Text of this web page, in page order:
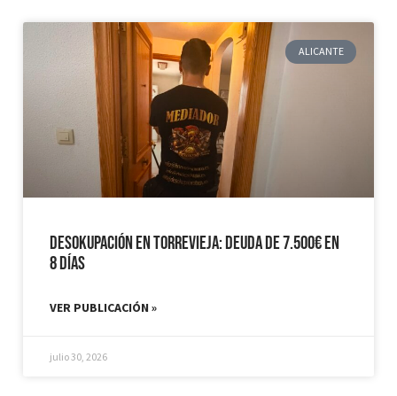
ALICANTE
Desokupación en Torrevieja: Deuda de 7.500€ en
8 días
VER PUBLICACIÓN »
julio 30, 2026